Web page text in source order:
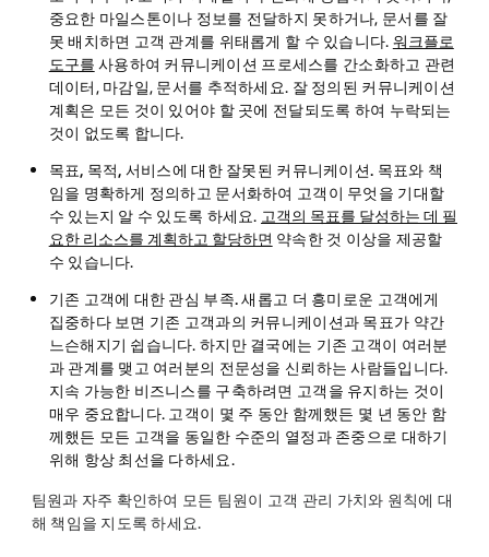
중요한 마일스톤이나 정보를 전달하지 못하거나, 문서를 잘
못 배치하면 고객 관계를 위태롭게 할 수 있습니다. 워크플로
도구를 사용하여 커뮤니케이션 프로세스를 간소화하고 관련
데이터, 마감일, 문서를 추적하세요. 잘 정의된 커뮤니케이션
계획은 모든 것이 있어야 할 곳에 전달되도록 하여 누락되는
것이 없도록 합니다.
목표, 목적, 서비스에 대한 잘못된 커뮤니케이션. 목표와 책
임을 명확하게 정의하고 문서화하여 고객이 무엇을 기대할
수 있는지 알 수 있도록 하세요. 고객의 목표를 달성하는 데 필
요한 리소스를 계획하고 할당하면 약속한 것 이상을 제공할
수 있습니다.
기존 고객에 대한 관심 부족.새롭고 더 흥미로운 고객에게
집중하다 보면 기존 고객과의 커뮤니케이션과 목표가 약간
느슨해지기 쉽습니다. 하지만 결국에는 기존 고객이 여러분
과 관계를 맺고 여러분의 전문성을 신뢰하는 사람들입니다.
지속 가능한 비즈니스를 구축하려면 고객을 유지하는 것이
매우 중요합니다. 고객이 몇 주 동안 함께했든 몇 년 동안 함
께했든 모든 고객을 동일한 수준의 열정과 존중으로 대하기
위해 항상 최선을 다하세요.
팀원과 자주 확인하여 모든 팀원이 고객 관리 가치와 원칙에 대
해 책임을 지도록 하세요.